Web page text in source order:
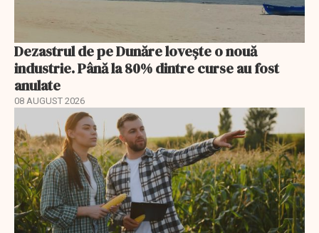
Dezastrul de pe Dunăre lovește o nouă
industrie. Până la 80% dintre curse au fost
anulate
08 AUGUST 2026